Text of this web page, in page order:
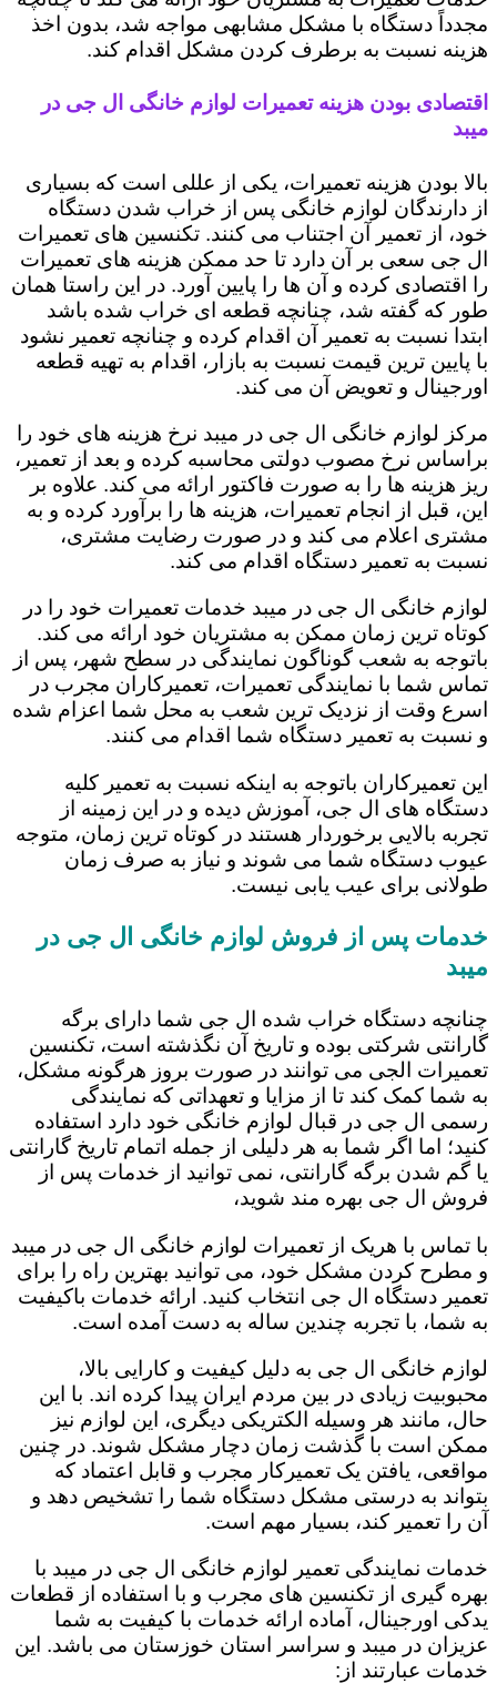
مجدداً دستگاه با مشکل مشابهی مواجه شد، بدون اخذ
هزینه نسبت به برطرف کردن مشکل اقدام کند.
اقتصادی بودن هزینه تعمیرات لوازم خانگی ال جی در
میبد
بالا بودن هزینه تعمیرات، یکی از عللی است که بسیاری
از دارندگان لوازم خانگی پس از خراب شدن دستگاه
خود، از تعمیر آن اجتناب می کنند. تکنسین های تعمیرات
ال جی سعی بر آن دارد تا حد ممکن هزینه های تعمیرات
را اقتصادی کرده و آن ها را پایین آورد. در این راستا همان
طور که گفته شد، چنانچه قطعه ای خراب شده باشد
ابتدا نسبت به تعمیر آن اقدام کرده و چنانچه تعمیر نشود
با پایین ترین قیمت نسبت به بازار، اقدام به تهیه قطعه
اورجینال و تعویض آن می کند.
مرکز لوازم خانگی ال جی در میبد نرخ هزینه های خود را
براساس نرخ مصوب دولتی محاسبه کرده و بعد از تعمیر،
ریز هزینه ها را به صورت فاکتور ارائه می کند. علاوه بر
این، قبل از انجام تعمیرات، هزینه ها را برآورد کرده و به
مشتری اعلام می کند و در صورت رضایت مشتری،
نسبت به تعمیر دستگاه اقدام می کند.
لوازم خانگی ال جی در میبد خدمات تعمیرات خود را در
کوتاه ترین زمان ممکن به مشتریان خود ارائه می کند.
باتوجه به شعب گوناگون نمایندگی در سطح شهر، پس از
تماس شما با نمایندگی تعمیرات، تعمیرکاران مجرب در
اسرع وقت از نزدیک ترین شعب به محل شما اعزام شده
و نسبت به تعمیر دستگاه شما اقدام می کنند.
این تعمیرکاران باتوجه به اینکه نسبت به تعمیر کلیه
دستگاه های ال جی، آموزش دیده و در این زمینه از
تجربه بالایی برخوردار هستند در کوتاه ترین زمان، متوجه
عیوب دستگاه شما می شوند و نیاز به صرف زمان
طولانی برای عیب یابی نیست.
خدمات پس از فروش لوازم خانگی ال جی در
میبد
چنانچه دستگاه خراب شده ال جی شما دارای برگه
گارانتی شرکتی بوده و تاریخ آن نگذشته است، تکنسین
تعمیرات الجی می توانند در صورت بروز هرگونه مشکل،
به شما کمک کند تا از مزایا و تعهداتی که نمایندگی
رسمی ال جی در قبال لوازم خانگی خود دارد استفاده
کنید؛ اما اگر شما به هر دلیلی از جمله اتمام تاریخ گارانتی
یا گم شدن برگه گارانتی، نمی توانید از خدمات پس از
فروش ال جی بهره مند شوید،
با تماس با هریک از تعمیرات لوازم خانگی ال جی در میبد
و مطرح کردن مشکل خود، می توانید بهترین راه را برای
تعمیر دستگاه ال جی انتخاب کنید. ارائه خدمات باکیفیت
به شما، با تجربه چندین ساله به دست آمده است.
لوازم خانگی ال جی به دلیل کیفیت و کارایی بالا،
محبوبیت زیادی در بین مردم ایران پیدا کرده اند. با این
حال، مانند هر وسیله الکتریکی دیگری، این لوازم نیز
ممکن است با گذشت زمان دچار مشکل شوند. در چنین
مواقعی، یافتن یک تعمیرکار مجرب و قابل اعتماد که
بتواند به درستی مشکل دستگاه شما را تشخیص دهد و
آن را تعمیر کند، بسیار مهم است.
خدمات نمایندگی تعمیر لوازم خانگی ال جی در میبد با
بهره گیری از تکنسین های مجرب و با استفاده از قطعات
یدکی اورجینال، آماده ارائه خدمات با کیفیت به شما
عزیزان در میبد و سراسر استان خوزستان می باشد. این
خدمات عبارتند از: